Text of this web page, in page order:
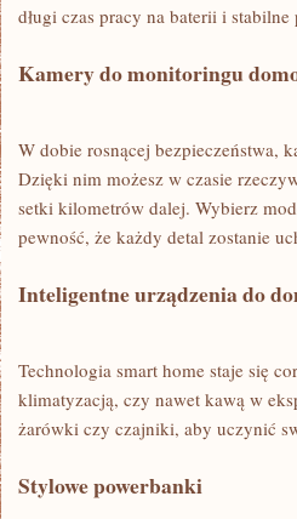
długi czas pracy‍ na baterii i stabilne
Kamery do monitoringu
W ‌dobie⁣ rosnącej bezpieczeństwa,
Dzięki nim możesz w czasie
⁣setki kilometrów dalej. Wybierz
pewność, że każdy detal zostanie
Inteligentne urządzenia‌ do
Technologia ‍smart home staje się
klimatyzacją, czy nawet kawą ‍w
żarówki ⁤czy czajniki, aby uczynić
Stylowe powerbanki